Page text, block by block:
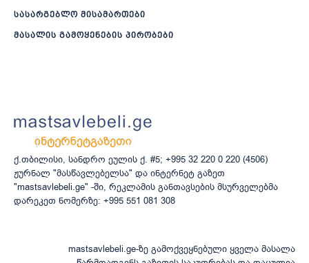
სასარგებლო მისამართები
მასალის გამოყენების პირობები
ქ.თბილისი, სანდრო ეულის ქ. #5; +995 32 220 0 220 (4506)
ჟურნალ "მასწავლებელსა" და ინტერნეტ გაზეთ
"mastsavlebeli.ge" -ში, რეკლამის განთავსების მსურველებმა
დარეკეთ ნომერზე: +995 551 081 308
mastsavlebeli.ge-ზე გამოქვეყნებული ყველა მასალა